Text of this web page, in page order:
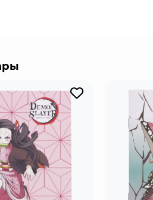
сестрой, которая прежде